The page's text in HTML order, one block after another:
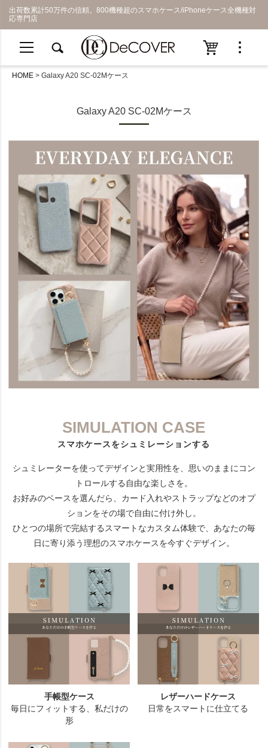
出荷数累計50万件の信頼。800機種超のスマホケース/iPhoneケース全機種対
応専門店
HOME Galaxy A20 SC-02Mケース
Galaxy A20 SC-02Mケース